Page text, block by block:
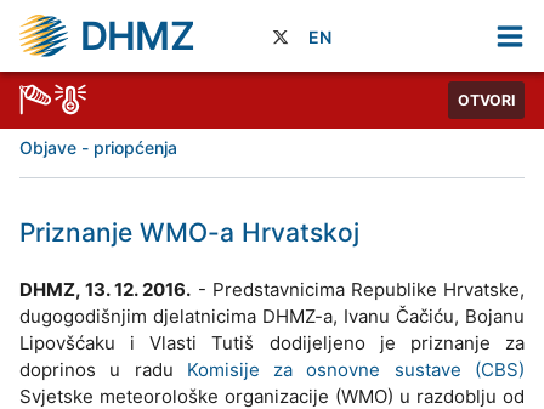
DHMZ EN
OTVORI
Objave - priopćenja
Priznanje WMO-a Hrvatskoj
DHMZ, 13. 12. 2016. - Predstavnicima Republike Hrvatske,
dugogodišnjim djelatnicima DHMZ-a, Ivanu Čačiću, Bojanu
Lipovšćaku i Vlasti Tutiš dodijeljeno je priznanje za
doprinos u radu Komisije za osnovne sustave (CBS)
Svjetske meteorološke organizacije (WMO) u razdoblju od